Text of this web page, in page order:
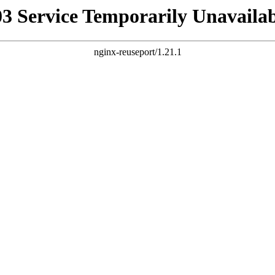
Service Temporarily
nginx-reuseport/1.21.1